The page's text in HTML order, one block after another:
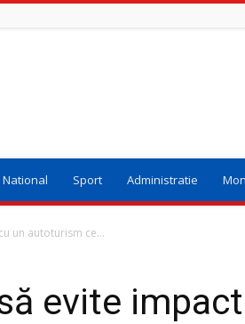
National Sport Administratie
un autoturism ce...
evite